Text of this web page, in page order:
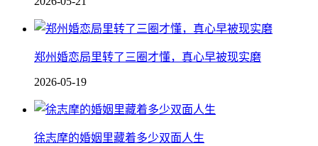
郑州婚恋局里转了三圈才懂，真心早被现实磨
2026-05-19
徐志摩的婚姻里藏着多少双面人生